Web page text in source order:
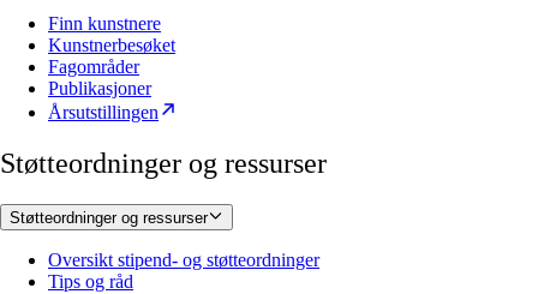
Finn kunstnere
Kunstnerbesøket
Fagområder
Publikasjoner
Årsutstillingen
Støtteordninger og ressurser
Støtteordninger og ressurser
Oversikt stipend- og støtteordninger
Tips og råd